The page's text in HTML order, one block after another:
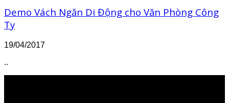
Demo Vách Ngăn Di Động cho Văn Phòng Công
Ty
19/04/2017
..